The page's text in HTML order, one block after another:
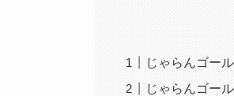
じゃらんゴー
じゃらんゴー